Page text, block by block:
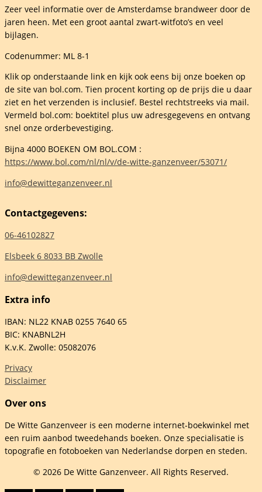
Zeer veel informatie over de Amsterdamse brandweer door de
jaren heen. Met een groot aantal zwart-witfoto’s en veel
bijlagen.
Codenummer: ML 8-1
Klik op onderstaande link en kijk ook eens bij onze boeken op
de site van bol.com. Tien procent korting op de prijs die u daar
ziet en het verzenden is inclusief. Bestel rechtstreeks via mail.
Vermeld bol.com: boektitel plus uw adresgegevens en ontvang
snel onze orderbevestiging.
Bijna 4000 BOEKEN OM BOL.COM :
https://www.bol.com/nl/nl/v/de-witte-ganzenveer/53071/
info@dewitteganzenveer.nl
Contactgegevens:
06-46102827
Elsbeek 6 8033 BB Zwolle
info@dewitteganzenveer.nl
Extra info
IBAN: NL22 KNAB 0255 7640 65
BIC: KNABNL2H
K.v.K. Zwolle: 05082076
Privacy
Disclaimer
Over ons
De Witte Ganzenveer is een moderne internet-boekwinkel met
een ruim aanbod tweedehands boeken. Onze specialisatie is
topografie en fotoboeken van Nederlandse dorpen en steden.
© 2026 De Witte Ganzenveer. All Rights Reserved.